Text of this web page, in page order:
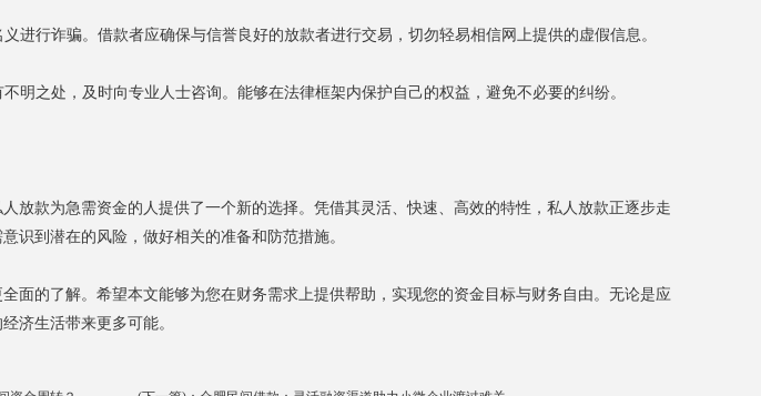
进行诈骗。借款者应确保与信誉良好的放款者进行交易，切勿轻易相信网上提供的虚假信息。
明之处，及时向专业人士咨询。能够在法律框架内保护自己的权益，避免不必要的纠纷。
放款为急需资金的人提供了一个新的选择。凭借其灵活、快速、高效的特性，私人放款正逐步走
识到潜在的风险，做好相关的准备和防范措施。
面的了解。希望本文能够为您在财务需求上提供帮助，实现您的资金目标与财务自由。无论是应
济生活带来更多可能。